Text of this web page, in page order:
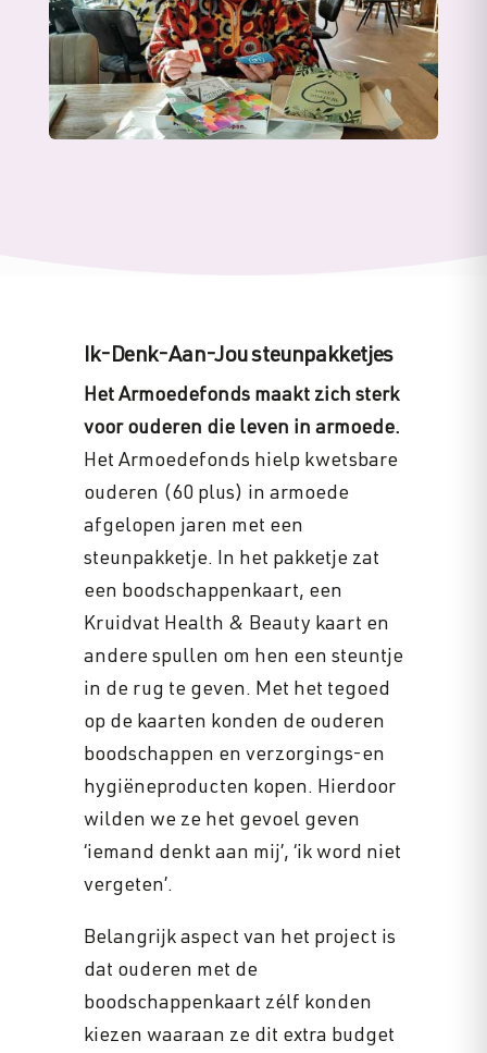
Ik-Denk-Aan-Jou steunpakketjes
Het Armoedefonds maakt zich sterk
voor ouderen die leven in armoede.
Het Armoedefonds hielp kwetsbare
ouderen (60 plus) in armoede
afgelopen jaren met een
steunpakketje. In het pakketje zat
een boodschappenkaart, een
Kruidvat Health & Beauty kaart en
andere spullen om hen een steuntje
in de rug te geven. Met het tegoed
op de kaarten konden de ouderen
boodschappen en verzorgings-en
hygiëneproducten kopen. Hierdoor
wilden we ze het gevoel geven
‘iemand denkt aan mij’, ‘ik word niet
vergeten’.
Belangrijk aspect van het project is
dat ouderen met de
boodschappenkaart zélf konden
kiezen waaraan ze dit extra budget